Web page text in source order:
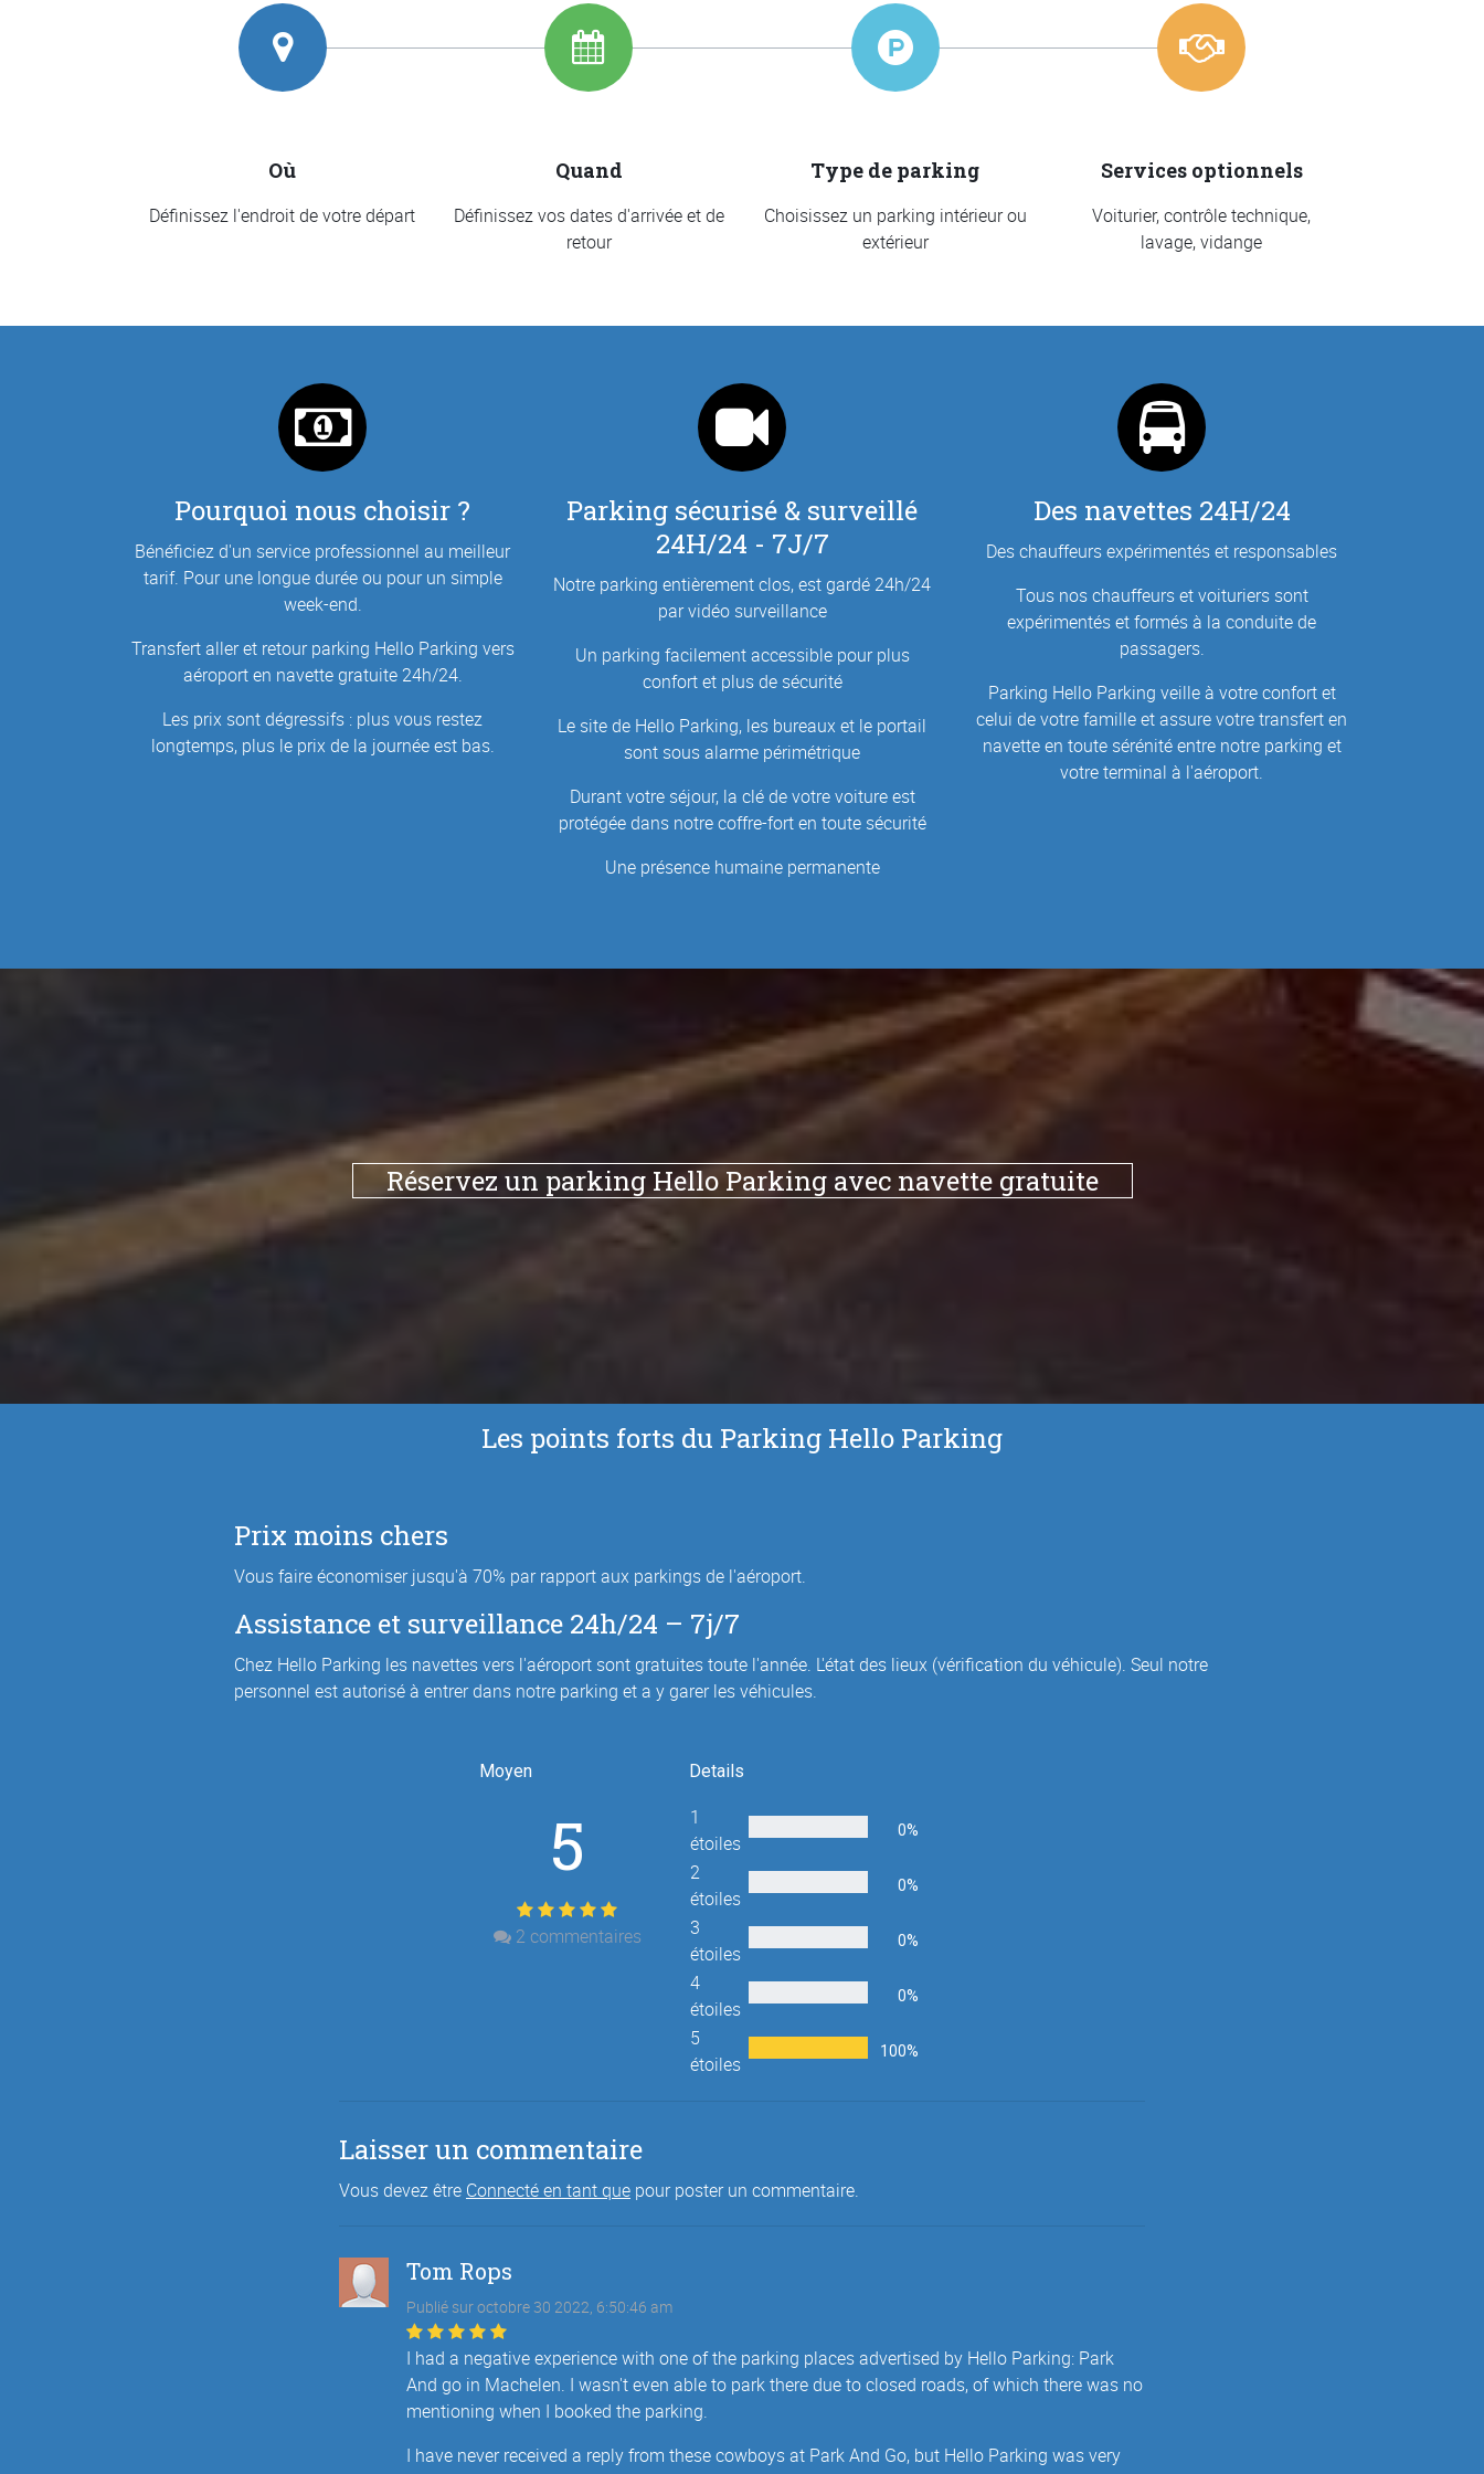
Où
Définissez l'endroit de votre départ
Quand
Définissez vos dates d'arrivée et de
retour
Type de parking
Choisissez un parking intérieur ou
extérieur
Services optionnels
Voiturier, contrôle technique,
lavage, vidange
Pourquoi nous choisir ?
Bénéficiez d'un service professionnel au meilleur
tarif. Pour une longue durée ou pour un simple
week-end.
Transfert aller et retour parking Hello Parking vers
aéroport en navette gratuite 24h/24.
Les prix sont dégressifs : plus vous restez
longtemps, plus le prix de la journée est bas.
Parking sécurisé & surveillé
24H/24 - 7J/7
Notre parking entièrement clos, est gardé 24h/24
par vidéo surveillance
Un parking facilement accessible pour plus
confort et plus de sécurité
Le site de Hello Parking, les bureaux et le portail
sont sous alarme périmétrique
Durant votre séjour, la clé de votre voiture est
protégée dans notre coffre-fort en toute sécurité
Une présence humaine permanente
Des navettes 24H/24
Des chauffeurs expérimentés et responsables
Tous nos chauffeurs et voituriers sont
expérimentés et formés à la conduite de
passagers.
Parking Hello Parking veille à votre confort et
celui de votre famille et assure votre transfert en
navette en toute sérénité entre notre parking et
votre terminal à l'aéroport.
Réservez un parking Hello Parking avec navette gratuite
Les points forts du Parking Hello Parking
Prix moins chers
Vous faire économiser jusqu'à 70% par rapport aux parkings de l'aéroport.
Assistance et surveillance 24h/24 – 7j/7
Chez Hello Parking les navettes vers l'aéroport sont gratuites toute l'année. L'état des lieux (vérification du véhicule). Seul notre
personnel est autorisé à entrer dans notre parking et a y garer les véhicules.
Moyen
5
2 commentaires
Details
1
étoiles
0%
2
étoiles
0%
3
étoiles
0%
4
étoiles
0%
5
étoiles
100%
Laisser un commentaire
Vous devez être Connecté en tant que pour poster un commentaire.
Tom Rops
Publié sur octobre 30 2022, 6:50:46 am
I had a negative experience with one of the parking places advertised by Hello Parking: Park
And go in Machelen. I wasn't even able to park there due to closed roads, of which there was no
mentioning when I booked the parking.
I have never received a reply from these cowboys at Park And Go, but Hello Parking was very